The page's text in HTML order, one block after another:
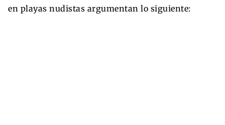
en playas nudistas argumentan lo siguiente: